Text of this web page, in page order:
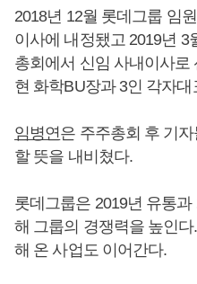
2018년 12월 롯데그룹 임
이사에 내정됐고 2019년 3
총회에서 신임 사내이사로
현 화학BU장과 3인 각자
임병연은 주주총회 후 기
할 뜻을 내비쳤다.
롯데그룹은 2019년 유통
해 그룹의 경쟁력을 높인
해 온 사업도 이어간다.